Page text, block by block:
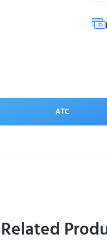
ATC
Related